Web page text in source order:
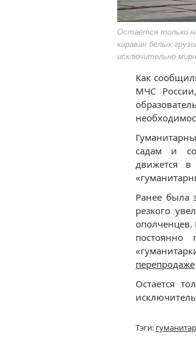
Остается только
караван белых
исключительно
Как
МЧС
садам и
движется
Ранее была
резкого
ополченцев.
перепродаже
Остается
Тэги: